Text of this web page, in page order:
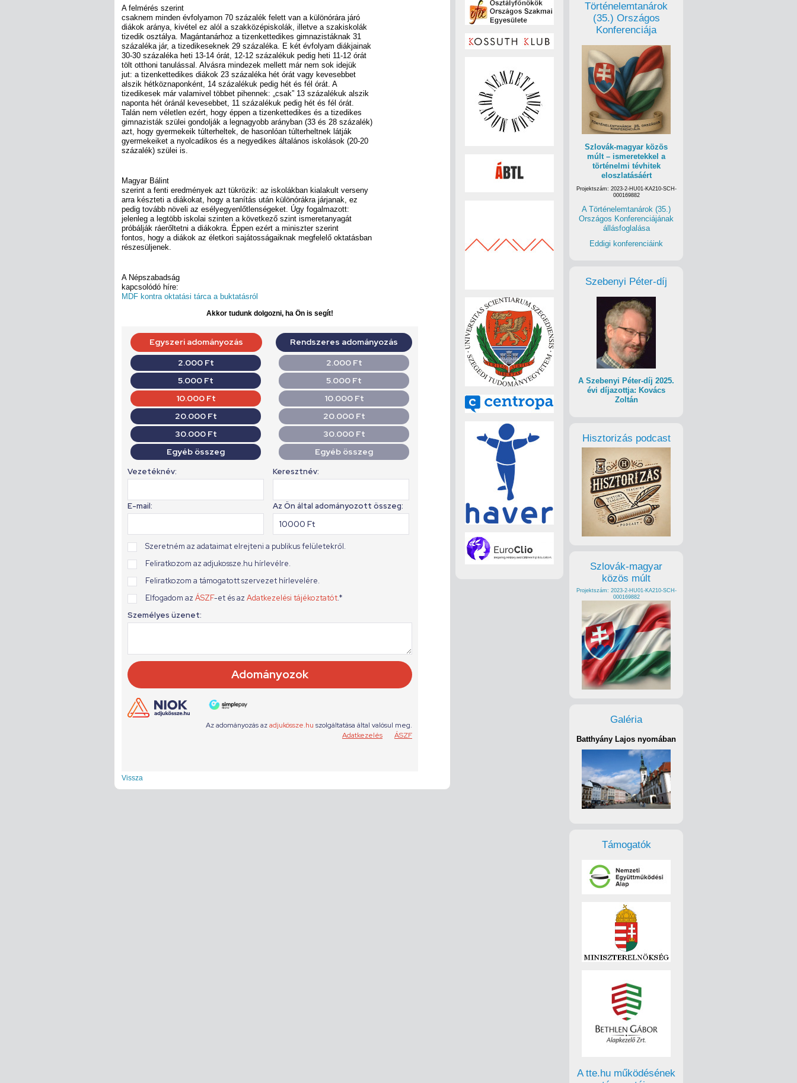
A felmérés szerint
csaknem minden évfolyamon 70 százalék felett van a különórára járó
diákok aránya, kivétel ez alól a szakközépiskolák, illetve a szakiskolák
tizedik osztálya. Magántanárhoz a tizenkettedikes gimnazistáknak 31
százaléka jár, a tizedikeseknek 29 százaléka. E két évfolyam diákjainak
30-30 százaléka heti 13-14 órát, 12-12 százalékuk pedig heti 11-12 órát
tölt otthoni tanulással. Alvásra mindezek mellett már nem sok idejük
jut: a tizenkettedikes diákok 23 százaléka hét órát vagy kevesebbet
alszik hétköznaponként, 14 százalékuk pedig hét és fél órát. A
tizedikesek már valamivel többet pihennek: „csak” 13 százalékuk alszik
naponta hét óránál kevesebbet, 11 százalékuk pedig hét és fél órát.
Talán nem véletlen ezért, hogy éppen a tizenkettedikes és a tizedikes
gimnazisták szülei gondolják a legnagyobb arányban (33 és 28 százalék)
azt, hogy gyermekeik túlterheltek, de hasonlóan túlterheltnek látják
gyermekeiket a nyolcadikos és a negyedikes általános iskolások (20-20
százalék) szülei is.
Magyar Bálint
szerint a fenti eredmények azt tükrözik: az iskolákban kialakult verseny
arra készteti a diákokat, hogy a tanítás után különórákra járjanak, ez
pedig tovább növeli az esélyegyenlőtlenségeket. Úgy fogalmazott:
jelenleg a legtöbb iskolai szinten a következő szint ismeretanyagát
próbálják ráerőltetni a diákokra. Éppen ezért a miniszter szerint
fontos, hogy a diákok az életkori sajátosságaiknak megfelelő oktatásban
részesüljenek.
A Népszabadság
kapcsolódó híre:
MDF kontra oktatási tárca a buktatásról
Akkor tudunk dolgozni, ha Ön is segít!
Vissza
Történelemtanárok
(35.) Országos
Konferenciája
Szlovák-magyar közös
múlt – ismeretekkel a
történelmi tévhitek
eloszlatásáért
Projektszám: 2023-2-HU01-KA210-SCH-
000169882
A Történelemtanárok (35.)
Országos Konferenciájának
állásfoglalása
Eddigi konferenciáink
Szebenyi Péter-díj
A Szebenyi Péter-díj 2025.
évi díjazottja: Kovács
Zoltán
Hisztorizás podcast
Szlovák-magyar
közös múlt
Projektszám: 2023-2-HU01-KA210-SCH-
000169882
Galéria
Batthyány Lajos nyomában
Támogatók
A tte.hu működésének